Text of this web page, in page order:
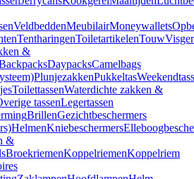
VeldbeddenMeubilairMoneywallets
TentharingenToiletartikelenTouw
&
DaypacksCamelbags
PlunjezakkenPukkeltas
ToilettassenWaterdichte zakken &
tassenLegertassen
BrillenGezichtbeschermers
HelmenKniebeschermers
&
BroekriemenKoppelriemenKoppelriem